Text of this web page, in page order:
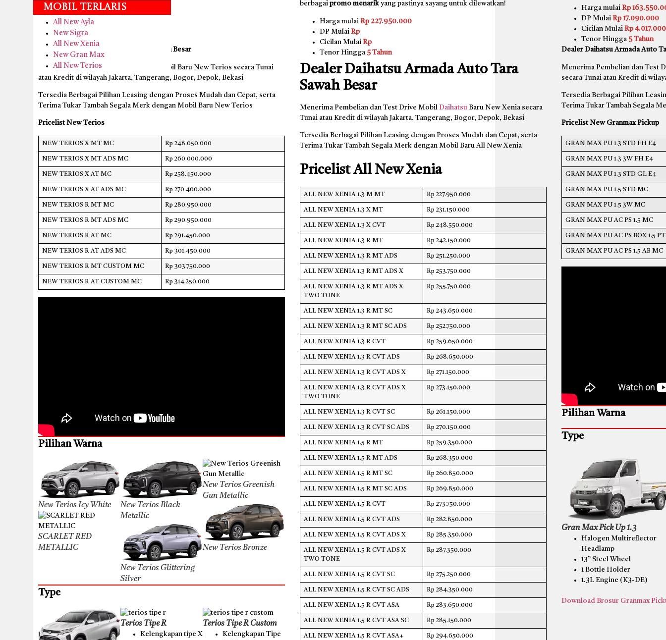
Harga mulaiRp 248.050.000
DP MulaiRp 11.7 jt
Cicilan Mulai
Tenor Hingga
Dealer Daihatsu Armada Auto Tara Sawah Besar
Menerima Pembelian dan Test Drive Mobil Baru New Terios secara Tunai
atau Kredit di wilayah Jakarta, Tangerang, Bogor, Depok, Bekasi
Tersedia Berbagai Pilihan Leasing dengan Proses Mudah dan Cepat, serta
Terima Tukar Tambah Segala Merk dengan Mobil Baru New Terios
Pricelist New Terios
NEW TERIOS X MT MC Rp 248.050.000
NEW TERIOS X MT ADS MC Rp 260.000.000
NEW TERIOS X AT MC Rp 258.450.000
NEW TERIOS X AT ADS MC Rp 270.400.000
NEW TERIOS R MT MC Rp 280.950.000
NEW TERIOS R MT ADS MC Rp 290.950.000
NEW TERIOS R AT MC Rp 291.450.000
NEW TERIOS R AT ADS MC Rp 301.450.000
NEW TERIOS R MT CUSTOM MC Rp 303.750.000
NEW TERIOS R AT CUSTOM MC Rp 314.250.000
Pilihan Warna
New Terios Icy White
SCARLET RED
METALLIC
New Terios Black
Metallic
New Terios Glittering
Silver
New Terios Greenish
Gun Metallic
New Terios Bronze
Type
Terios Tipe R
Kelengkapan tipe X
Terios Tipe R Custom
Kelengkapan Tipe
berbagaipromo menarik yang pastinya sayang untuk dilewatkan!
Harga mulaiRp 227.950.000
DP MulaiRp
Cicilan MulaiRp
Tenor Hingga 5 Tahun
Dealer Daihatsu Armada Auto Tara
Sawah Besar
Menerima Pembelian dan Test Drive MobilDaihatsu Baru New Xenia secara
Tunai atau Kredit di wilayah Jakarta, Tangerang, Bogor, Depok, Bekasi
Tersedia Berbagai Pilihan Leasing dengan Proses Mudah dan Cepat, serta
Terima Tukar Tambah Segala Merk dengan Mobil Baru All New Xenia
Pricelist All New Xenia
ALL NEW XENIA 1.3 M MT Rp 227.950.000
ALL NEW XENIA 1.3 X MT Rp 231.150.000
ALL NEW XENIA 1.3 X CVT Rp 248.550.000
ALL NEW XENIA 1.3 R MT Rp 242.150.000
ALL NEW XENIA 1.3 R MT ADS Rp 251.250.000
ALL NEW XENIA 1.3 R MT ADS X Rp 253.750.000
ALL NEW XENIA 1.3 R MT ADS X
TWO TONE
Rp 255.750.000
ALL NEW XENIA 1.3 R MT SC Rp 243.650.000
ALL NEW XENIA 1.3 R MT SC ADS Rp 252.750.000
ALL NEW XENIA 1.3 R CVT Rp 259.650.000
ALL NEW XENIA 1.3 R CVT ADS Rp 268.650.000
ALL NEW XENIA 1.3 R CVT ADS X Rp 271.150.000
ALL NEW XENIA 1.3 R CVT ADS X
TWO TONE
Rp 273.150.000
ALL NEW XENIA 1.3 R CVT SC Rp 261.150.000
ALL NEW XENIA 1.3 R CVT SC ADS Rp 270.150.000
ALL NEW XENIA 1.5 R MT Rp 259.350.000
ALL NEW XENIA 1.5 R MT ADS Rp 268.350.000
ALL NEW XENIA 1.5 R MT SC Rp 260.850.000
ALL NEW XENIA 1.5 R MT SC ADS Rp 269.850.000
ALL NEW XENIA 1.5 R CVT Rp 273.750.000
ALL NEW XENIA 1.5 R CVT ADS Rp 282.850.000
ALL NEW XENIA 1.5 R CVT ADS X Rp 285.350.000
ALL NEW XENIA 1.5 R CVT ADS X
TWO TONE
Rp 287.350.000
ALL NEW XENIA 1.5 R CVT SC Rp 275.250.000
ALL NEW XENIA 1.5 R CVT SC ADS Rp 284.350.000
ALL NEW XENIA 1.5 R CVT ASA Rp 283.650.000
ALL NEW XENIA 1.5 R CVT ASA SC Rp 285.150.000
ALL NEW XENIA 1.5 R CVT ASA+ Rp 294.650.000
Harga mulaiRp
DP MulaiRp 17.090.000
Cicilan MulaiRp 4.017.000
Tenor Hingga 5 Tahun
Dealer Daihatsu Armada Auto
Menerima Pembelian dan Test
secara Tunai atau Kredit di
Tersedia Berbagai Pilihan
Terima Tukar Tambah Segala
Pricelist New Granmax Pickup
GRAN MAX PU 1.3 STD FH E4
GRAN MAX PU 1.3 3W FH E4
GRAN MAX PU 1.3 STD GL E4
GRAN MAX PU 1.5 STD MC
GRAN MAX PU 1.5 3W MC
GRAN MAX PU AC PS 1.5 MC
GRAN MAX PU AC PS BOX 1.5
GRAN MAX PU AC PS 1.5 AB MC
Pilihan Warna
Type
Gran Max Pick Up 1.3
Halogen Multireflector
Headlamp
13” Steel Wheel
1 Bottle Holder
1.3L Engine (K3-DE)
Download Brosur Granmax
Mobil Terlaris
All New Ayla
New Sigra
All New Xenia
New Gran Max
All New Terios